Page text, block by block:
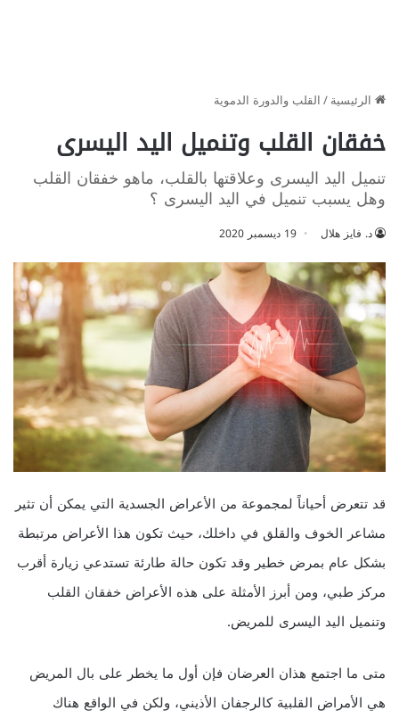
الرئيسية/القلب والدورة الدموية
خفقان القلب وتنميل اليد اليسرى
تنميل اليد اليسرى وعلاقتها بالقلب، ماهو خفقان القلب
وهل يسبب تنميل في اليد اليسرى ؟
د. فايز هلال 19 ديسمبر 2020
قد تتعرض أحياناً لمجموعة من الأعراض الجسدية التي يمكن أن تثير
مشاعر الخوف والقلق في داخلك، حيث تكون هذا الأعراض مرتبطة
بشكل عام بمرض خطير وقد تكون حالة طارئة تستدعي زيارة أقرب
مركز طبي، ومن أبرز الأمثلة على هذه الأعراض خفقان القلب
وتنميل اليد اليسرى للمريض.
متى ما اجتمع هذان العرضان فإن أول ما يخطر على بال المريض
هي الأمراض القلبية كالرجفان الأذيني، ولكن في الواقع هناك